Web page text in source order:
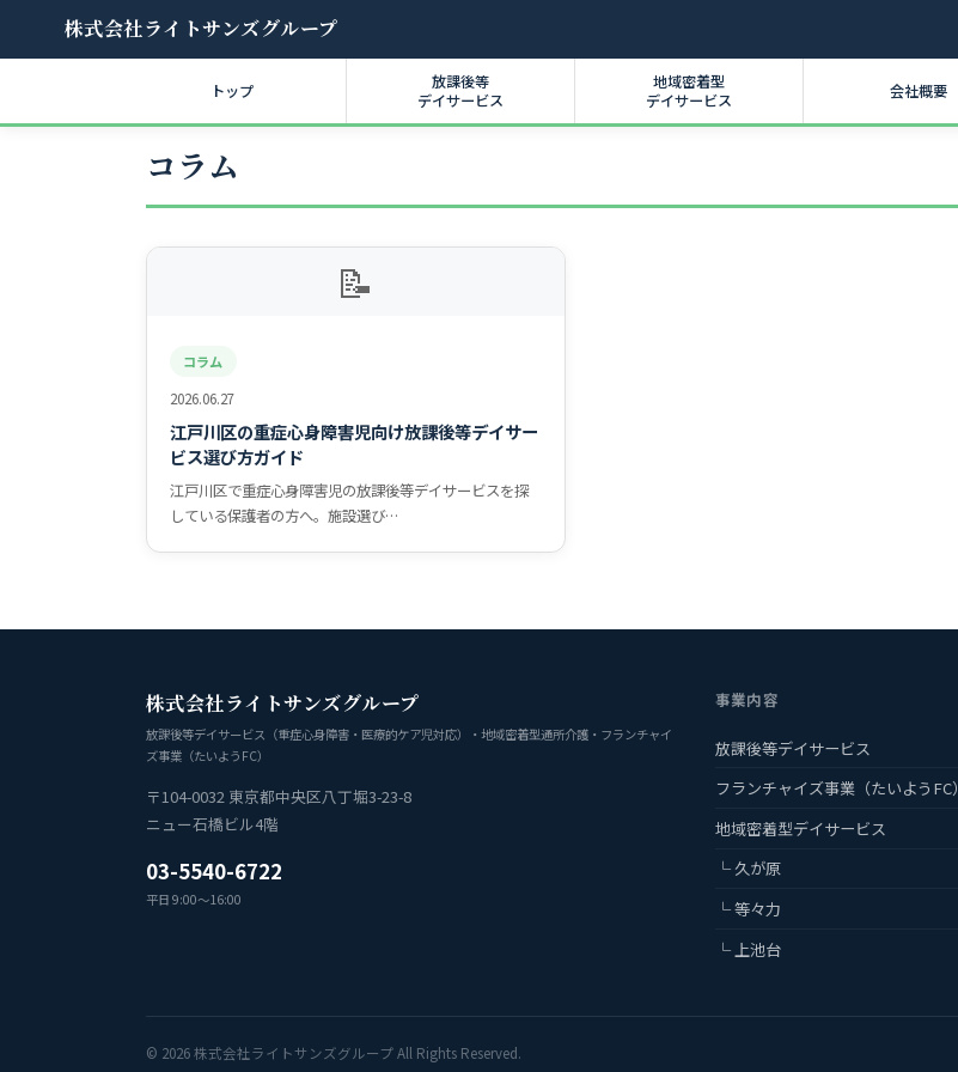
株式会社ライトサンズグループ
トップ
放課後等
デイサービス
地域密着型
デイサービス
会社概要
コラム
📝
コラム
2026.06.27
江戸川区の重症心身障害児向け放課後等デイサー
ビス選び方ガイド
江戸川区で重症心身障害児の放課後等デイサービスを探
している保護者の方へ。施設選び…
株式会社ライトサンズグループ
放課後等デイサービス（重症心身障害・医療的ケア児対応）・地域密着型通所介護・フランチャイ
ズ事業（たいようFC）
〒104-0032 東京都中央区八丁堀3-23-8
ニュー石橋ビル4階
03-5540-6722
平日 9:00〜16:00
事業内容
放課後等デイサービス
フランチャイズ事業（たいようFC）
地域密着型デイサービス
└ 久が原
└ 等々力
└ 上池台
© 2026 株式会社ライトサンズグループ All Rights Reserved.